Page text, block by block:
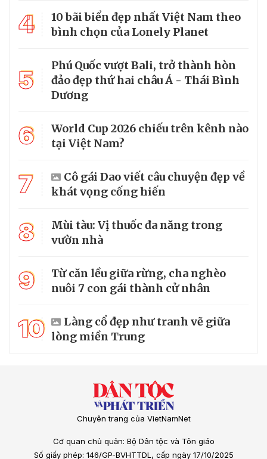
4
10 bãi biển đẹp nhất Việt Nam theo
bình chọn của Lonely Planet
5
Phú Quốc vượt Bali, trở thành hòn
đảo đẹp thứ hai châu Á - Thái Bình
Dương
6
World Cup 2026 chiếu trên kênh nào
tại Việt Nam?
7
Cô gái Dao viết câu chuyện đẹp về
khát vọng cống hiến
8
Mùi tàu: Vị thuốc đa năng trong
vườn nhà
9
Từ căn lều giữa rừng, cha nghèo
nuôi 7 con gái thành cử nhân
10
Làng cổ đẹp như tranh vẽ giữa
lòng miền Trung
Chuyên trang của VietNamNet
Cơ quan chủ quản: Bộ Dân tộc và Tôn giáo
Số giấy phép: 146/GP-BVHTTDL, cấp ngày 17/10/2025